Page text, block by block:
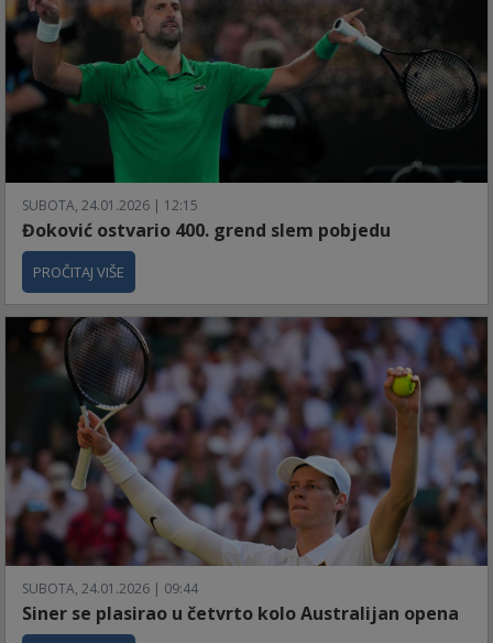
SUBOTA, 24.01.2026 | 12:15
Đoković ostvario 400. grend slem pobjedu
PROČITAJ VIŠE
SUBOTA, 24.01.2026 | 09:44
Siner se plasirao u četvrto kolo Australijan opena